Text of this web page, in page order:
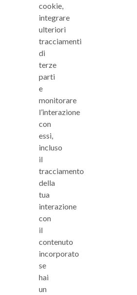
cookie,
integrare
ulteriori
tracciamenti
di
terze
parti
e
monitorare
l’interazione
con
essi,
incluso
il
tracciamento
della
tua
interazione
con
il
contenuto
incorporato
se
hai
un